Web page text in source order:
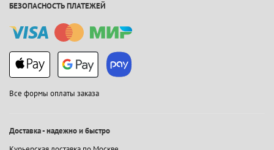
БЕЗОПАСНОСТЬ ПЛАТЕЖЕЙ
Все формы оплаты заказа
Доставка - надежно и быстро